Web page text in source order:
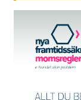
Vanliga
frågor
&
svar
Ordlista